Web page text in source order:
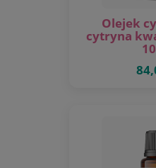
Olejek
cytryna